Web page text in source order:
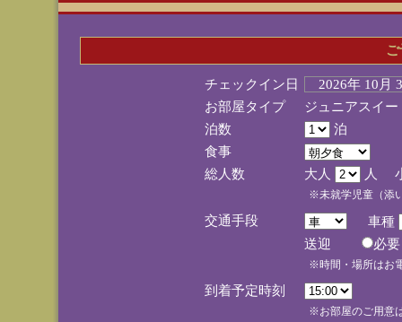
チェックイン日
2026年 10
お部屋タイプ
ジュニアスイ
泊数
泊
食事
総人数
大人 人
※未就学児童（添
交通手段
車種
送迎
※時間・場所はお
到着予定時刻
※お部屋のご用意